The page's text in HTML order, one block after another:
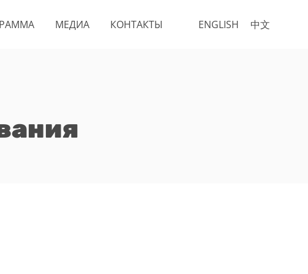
ENGLISH 中文
МЕДИА КОНТАКТЫ